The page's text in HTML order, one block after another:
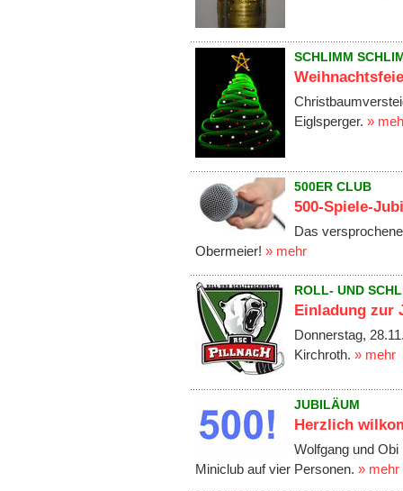
SCHLIMM
Eiglsperger. »
500ER CLUB
500-Spiele-
Das
Obermeier! » mehr
ROLL- UND
Einladung zur
Donnerstag,
Kirchroth. » mehr
JUBILÄUM
Herzlich
Wolfgang und
Miniclub auf vier Personen. » mehr